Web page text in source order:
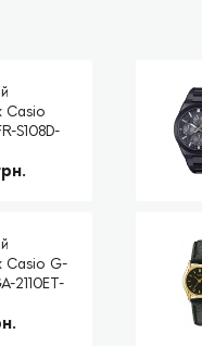
Casio
S108D-
Casio G-
2110ET-